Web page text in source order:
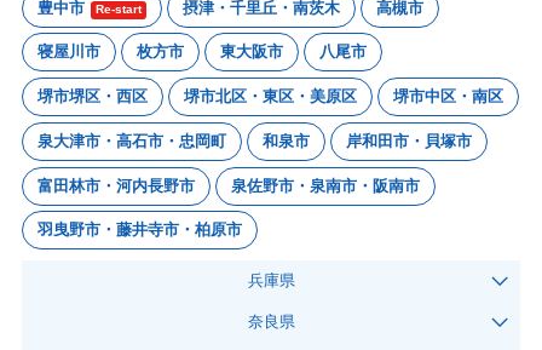
豊中市 Re-start 摂津・千里丘・南茨木 高槻市
寝屋川市 枚方市 東大阪市 八尾市
堺市堺区・西区 堺市北区・東区・美原区 堺市中区・南区
泉大津市・高石市・忠岡町 和泉市 岸和田市・貝塚市
富田林市・河内長野市 泉佐野市・泉南市・阪南市
羽曳野市・藤井寺市・柏原市
兵庫県
奈良県